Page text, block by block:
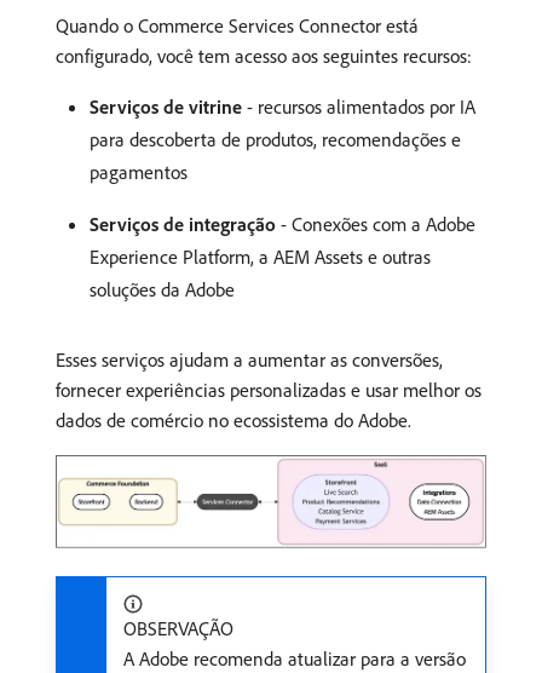
Quando o Commerce Services Connector está
configurado, você tem acesso aos seguintes recursos:
Serviços de vitrine - recursos alimentados por IA
para descoberta de produtos, recomendações e
pagamentos
Serviços de integração - Conexões com a Adobe
Experience Platform, a AEM Assets e outras
soluções da Adobe
Esses serviços ajudam a aumentar as conversões,
fornecer experiências personalizadas e usar melhor os
dados de comércio no ecossistema do Adobe.
OBSERVAÇÃO
A Adobe recomenda atualizar para a versão